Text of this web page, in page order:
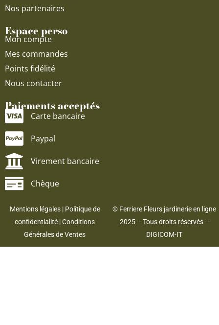
Nos partenaires
Espace perso
Mon compte
Mes commandes
Points fidélité
Nous contacter
Paiements acceptés
Carte bancaire
Paypal
Virement bancaire
Chèque
Mentions légales| Politique de
confidentialité |Conditions
Générales de Ventes
© Ferriere Fleurs jardinerie en ligne
2025 – Tous droits réservés –
DIGICOM-IT